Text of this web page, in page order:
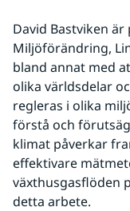
David Bastviken
Miljöförändring,
bland annat med
olika världsdelar
regleras i olika
förstå och
klimat påverkar
effektivare
växthusgasflöden
detta arbete.